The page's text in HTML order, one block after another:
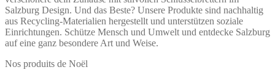
Salzburg Design. Und das Beste? Unsere Produkte sind nachhaltig
aus Recycling-Materialien hergestellt und unterstützen soziale
Einrichtungen. Schütze Mensch und Umwelt und entdecke Salzburg
auf eine ganz besondere Art und Weise.
Nos produits de Noël